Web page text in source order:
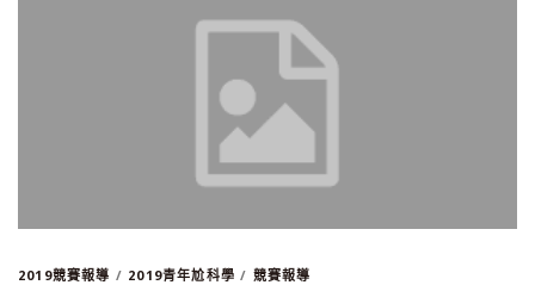
2019競賽報導 / 2019青年尬科學 / 競賽報導